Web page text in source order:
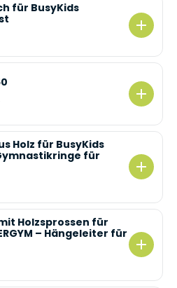
für BusyKids
Holz für BusyKids
Gymnastikringe für
Holzsprossen für
– Hängeleiter für